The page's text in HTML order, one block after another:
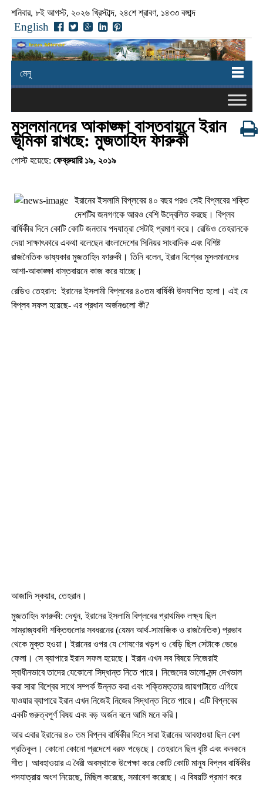
শনিবার, ৮ই আগস্ট, ২০২৬ খ্রিস্টাব্দ, ২৪শে শ্রাবণ, ১৪৩৩ বঙ্গাব্দ
English
মেনু
মুসলমানদের আকাঙ্ক্ষা বাস্তবায়নে ইরান
ভূমিকা রাখছে: মুজতাহিদ ফারুকী
পোস্ট হয়েছে: ফেব্রুয়ারি ১৯, ২০১৯
ইরানের ইসলামি বিপ্লবের ৪০ বছর পরও সেই বিপ্লবের শক্তি
দেশটির জনগণকে আরও বেশি উদ্বেলিত করছে। বিপ্লব
বার্ষিকীর দিনে কোটি কোটি জনতার পদযাত্রা সেটাই প্রমাণ করে। রেডিও তেহরানকে
দেয়া সাক্ষাৎকারে একথা বলেছেন বাংলাদেশের সিনিয়র সাংবাদিক এবং বিশিষ্ট
রাজনৈতিক ভাষ্যকার মুজতাহিদ ফারুকী। তিনি বলেন,ইরান বিশ্বের মুসলমানদের
আশা-আকাঙ্ক্ষা বাস্তবায়নে কাজ করে যাচ্ছে।
রেডিও তেহরান: ইরানের ইসলামী বিপ্লবের ৪০তম বার্ষিকী উদযাপিত হলো। এই যে
বিপ্লব সফল হয়েছে- এর প্রধান অর্জনগুলো কী?
আজাদি স্কয়ার, তেহরান।
মুজতাহিদ ফারুকী: দেখুন,ইরানের ইসলামি বিপ্লবের প্রাথমিক লক্ষ্য ছিল
সাম্রাজ্যবাদী শক্তিগুলোর সবধরনের (যেমন আর্থ-সামাজিক ও রাজনৈতিক) প্রভাব
থেকে মুক্ত হওয়া। ইরানের ওপর যে শোষণের খড়গ ও বেড়ি ছিল সেটাকে ভেঙে
ফেলা। সে ব্যাপারে ইরান সফল হয়েছে। ইরান এখন সব বিষয়ে নিজেরাই
স্বাধীনভাবে তাদের যেকোনো সিদ্ধান্ত নিতে পারে। নিজেদের ভালো-মন্দ দেখভাল
করা সারা বিশ্বের সাথে সম্পর্ক উন্নত করা এবং শক্তিমত্তার জায়গাটাতে এগিয়ে
যাওয়ার ব্যাপারে ইরান এখন নিজেই নিজের সিদ্ধান্ত নিতে পারে। এটি বিপ্লবের
একটি গুরুত্বপূর্ণ বিষয় এবং বড় অর্জন বলে আমি মনে করি।
আর এবার ইরানের ৪০ তম বিপ্লব বার্ষিকীর দিনে সারা ইরানের আবহাওয়া ছিল বেশ
প্রতিকূল। কোনো কোনো প্রদেশে বরফ পড়েছে। তেহরানে ছিল বৃষ্টি এবং কনকনে
শীত। আবহাওয়ার এ বৈরী অবস্থাকে উপেক্ষা করে কোটি কোটি মানুষ বিপ্লব বার্ষিকীর
পদযাত্রায় অংশ নিয়েছে, মিছিল করেছে, সমাবেশ করেছে। এ বিষয়টি প্রমাণ করে